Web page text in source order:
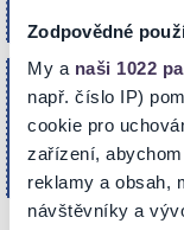
Zodpovědné
My a naši 1022
např. číslo IP)
cookie pro
zařízení,
reklamy a obsah,
návštěvníky a
4
Říj. 2026
Nejen
Divadlo